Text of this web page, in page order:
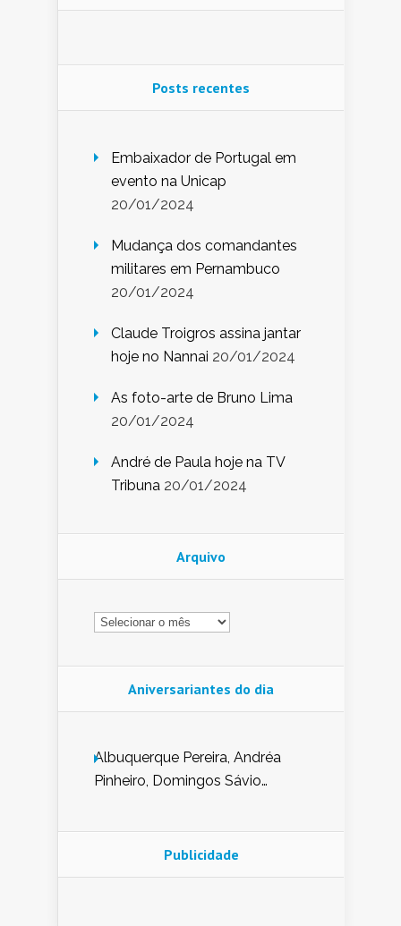
Posts recentes
Embaixador de Portugal em
evento na Unicap
20/01/2024
Mudança dos comandantes
militares em Pernambuco
20/01/2024
Claude Troigros assina jantar
hoje no Nannai 20/01/2024
As foto-arte de Bruno Lima
20/01/2024
André de Paula hoje na TV
Tribuna 20/01/2024
Arquivo
Arquivo
Aniversariantes do dia
Albuquerque Pereira, Andréa
Pinheiro, Domingos Sávio
Nunes de Sena, Fátima Peixoto,
Glória Pereira, Kátia Mesel,
Publicidade